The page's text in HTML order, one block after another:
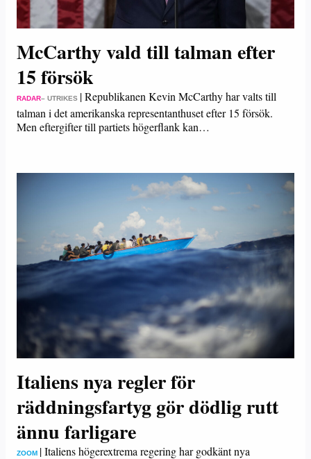
McCarthy vald till talman efter
15 försök
RADAR– UTRIKES |Republikanen Kevin McCarthy har valts till
talman i det amerikanska representanthuset efter 15 försök.
Men eftergifter till partiets högerflank kan…
Italiens nya regler för
räddningsfartyg gör dödlig rutt
ännu farligare
ZOOM |Italiens högerextrema regering har godkänt nya